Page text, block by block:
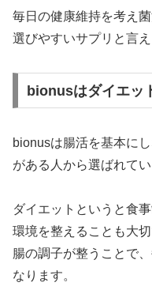
毎日の健康維持を考え
選びやすいサプリと言え
bionusはダイエッ
bionusは腸活を基本に
がある人から選ばれてい
ダイエットというと食
環境を整えることも大切
腸の調子が整うことで
なります。